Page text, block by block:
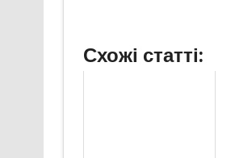
Схожі статті: